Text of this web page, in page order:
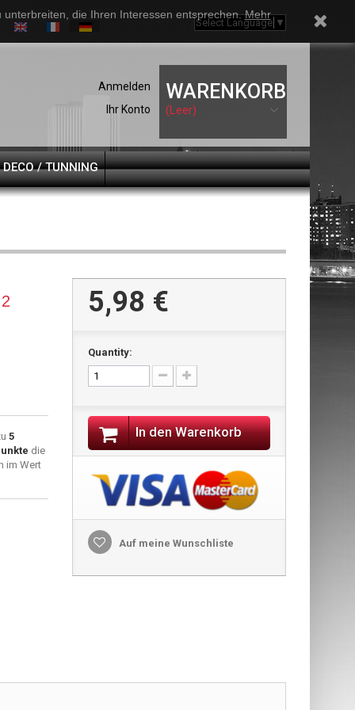
Select Language ▼
Anmelden
Ihr Konto
WARENKORB
(Leer)
DECO / TUNNING
5
die
im Wert
5,98 €
Quantity:
In den Warenkorb
Auf meine Wunschliste
unterbreiten, die Ihren Interessen entsprechen.Mehr